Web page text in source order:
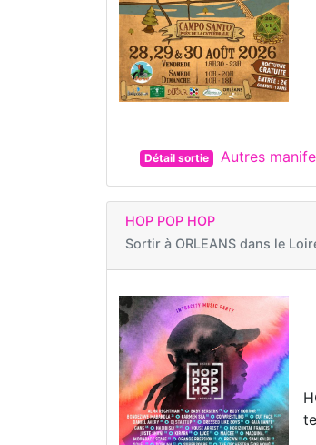
Détail sortie Autres
HOP POP HOP
Sortir à ORLEANS dans le